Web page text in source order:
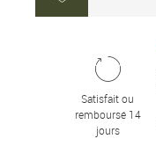
Satisfait ou
remboursé 14
jours